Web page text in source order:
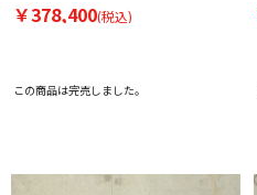
￥378,400(税込)
この商品は完売しました。